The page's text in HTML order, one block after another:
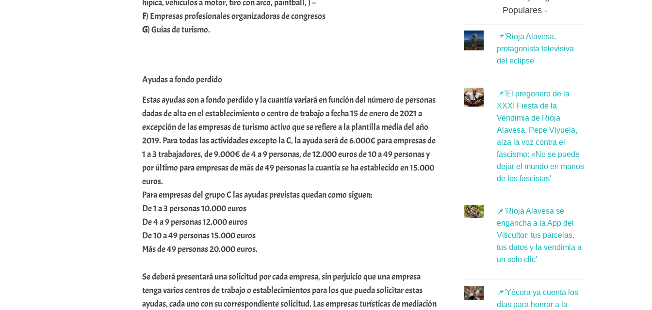
hípica, vehículos a motor, tiro con arco, paintball, ) –
F) Empresas profesionales organizadoras de congresos
G) Guías de turismo.
Ayudas a fondo perdido
Estas ayudas son a fondo perdido y la cuantía variará en función del número de personas
dadas de alta en el establecimiento o centro de trabajo a fecha 15 de enero de 2021 a
excepción de las empresas de turismo activo que se refiere a la plantilla media del año
2019. Para todas las actividades excepto la C, la ayuda será de 6.000€ para empresas de
1 a 3 trabajadores, de 9.000€ de 4 a 9 personas, de 12.000 euros de 10 a 49 personas y
por último para empresas de más de 49 personas la cuantía se ha establecido en 15.000
euros.
Para empresas del grupo C las ayudas previstas quedan como siguen:
De 1 a 3 personas 10.000 euros
De 4 a 9 personas 12.000 euros
De 10 a 49 personas 15.000 euros
Más de 49 personas 20.000 euros.
Se deberá presentará una solicitud por cada empresa, sin perjuicio que una empresa
tenga varios centros de trabajo o establecimientos para los que pueda solicitar estas
ayudas, cada uno con su correspondiente solicitud. Las empresas turísticas de mediación
Populares
📌'Rioja Alavesa,
protagonista televisiva
del eclipse'
📌'El pregonero de la
XXXI Fiesta de la
Vendimia de Rioja
Alavesa, Pepe Viyuela,
alza la voz contra el
fascismo: «No se puede
dejar el mundo en manos
de los fascistas'
📌'Rioja Alavesa se
engancha a la App del
Viticultor: tus parcelas,
tus datos y la vendimia a
un solo clic'
📌'Yécora ya cuenta los
días para honrar a la